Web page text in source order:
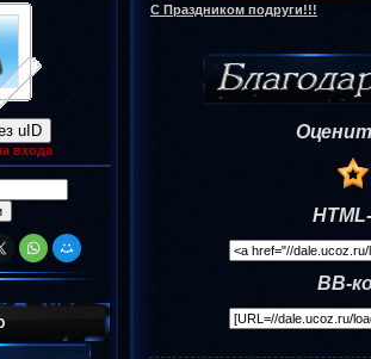
uID
входа
С Праздником подруги!!!
BB-